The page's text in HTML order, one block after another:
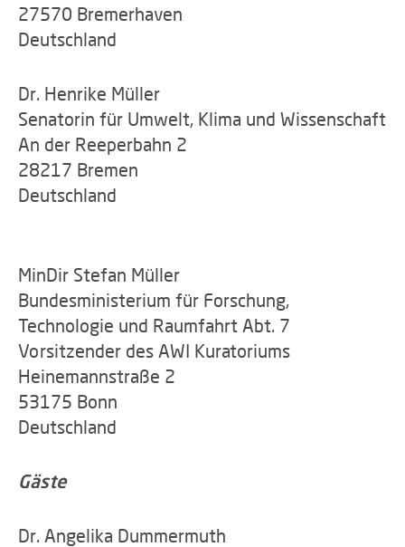
27570 Bremerhaven
Deutschland
Dr. Henrike Müller
Senatorin für Umwelt, Klima und Wissenschaft
An der Reeperbahn 2
28217 Bremen
Deutschland
MinDir Stefan Müller
Bundesministerium für Forschung,
Technologie und Raumfahrt Abt. 7
Vorsitzender des AWI Kuratoriums
Heinemannstraße 2
53175 Bonn
Deutschland
Gäste
Dr. Angelika Dummermuth